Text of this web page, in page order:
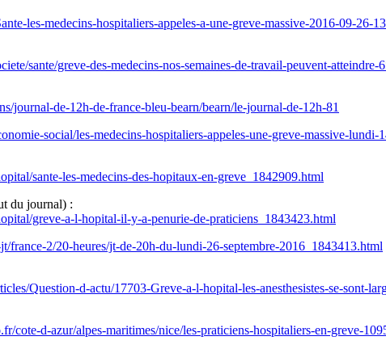
les-medecins-hospitaliers-appeles-a-une-greve-massive-2016-09-26-
sante/greve-des-medecins-nos-semaines-de-travail-peuvent-atteindre-
journal-de-12h-de-france-bleu-bearn/bearn/le-journal-de-12h-81
social/les-medecins-hospitaliers-appeles-une-greve-massive-
sante-les-medecins-des-hopitaux-en-greve_1842909.html
du journal) :
greve-a-l-hopital-il-y-a-penurie-de-praticiens_1843423.html
2/20-heures/jt-de-20h-du-lundi-26-septembre-2016_1843413.html
Question-d-actu/17703-Greve-a-l-hopital-les-anesthesistes-se-sont-
cote-d-azur/alpes-maritimes/nice/les-praticiens-hospitaliers-en-greve-